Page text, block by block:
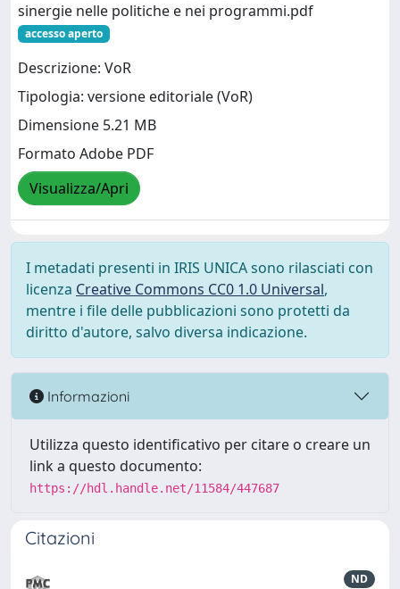
sinergie nelle politiche e nei programmi.pdf
accesso aperto
Descrizione: VoR
Tipologia: versione editoriale (VoR)
Dimensione 5.21 MB
Formato Adobe PDF
Visualizza/Apri
I metadati presenti in IRIS UNICA sono rilasciati con
licenza Creative Commons CC0 1.0 Universal,
mentre i file delle pubblicazioni sono protetti da
diritto d'autore, salvo diversa indicazione.
Informazioni
Utilizza questo identificativo per citare o creare un
link a questo documento:
https://hdl.handle.net/11584/447687
Citazioni
ND